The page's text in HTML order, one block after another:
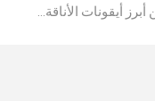
أيقونات الأناقة…